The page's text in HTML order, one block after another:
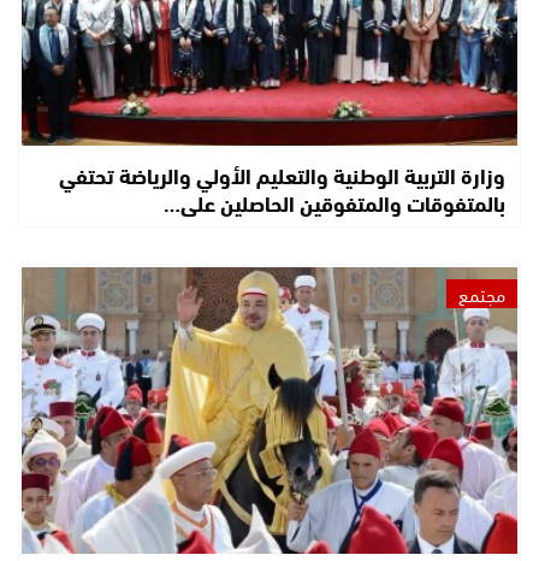
وزارة التربية الوطنية والتعليم الأولي والرياضة تحتفي
بالمتفوقات والمتفوقين الحاصلين على…
مجتمع